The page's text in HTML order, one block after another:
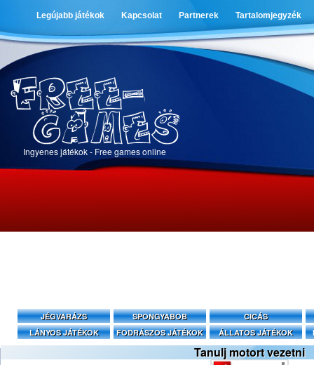
Legújabb játékok Kapcsolat Partnerek Tartalomjegyzék
Ingyenes játékok - Free games online
JÉGVARÁZS SPONGYABOB
CICÁS
LÁNYOS JÁTÉKOK
FODRÁSZOS JÁTÉKOK ÁLLATOS JÁTÉKOK
Tanulj motort vezetni